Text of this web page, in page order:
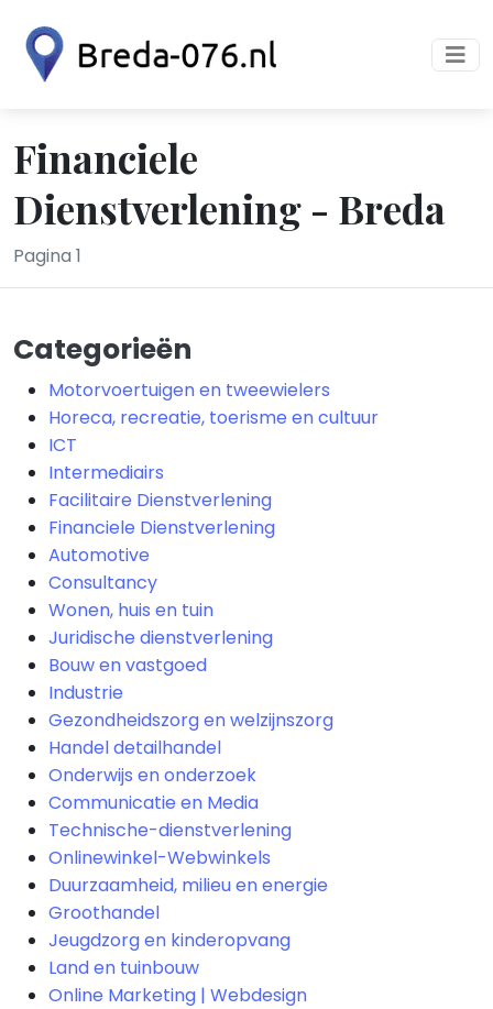
Financiele
Dienstverlening - Breda
Pagina 1
Categorieën
Motorvoertuigen en tweewielers
Horeca, recreatie, toerisme en cultuur
ICT
Intermediairs
Facilitaire Dienstverlening
Financiele Dienstverlening
Automotive
Consultancy
Wonen, huis en tuin
Juridische dienstverlening
Bouw en vastgoed
Industrie
Gezondheidszorg en welzijnszorg
Handel detailhandel
Onderwijs en onderzoek
Communicatie en Media
Technische-dienstverlening
Onlinewinkel-Webwinkels
Duurzaamheid, milieu en energie
Groothandel
Jeugdzorg en kinderopvang
Land en tuinbouw
Online Marketing | Webdesign